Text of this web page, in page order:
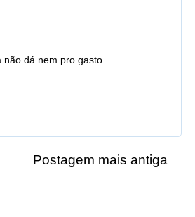
não dá nem pro gasto
Postagem mais antiga